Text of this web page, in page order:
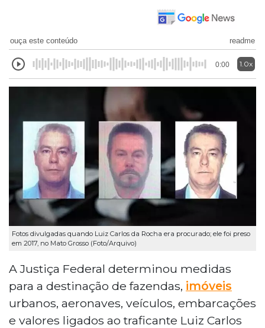
ouça este conteúdo readme
0:00 1.0x
Fotos divulgadas quando Luiz Carlos da Rocha era procurado; ele foi preso
em 2017, no Mato Grosso (Foto/Arquivo)
A Justiça Federal determinou medidas
para a destinação de fazendas, imóveis
urbanos, aeronaves, veículos, embarcações
e valores ligados ao traficante Luiz Carlos